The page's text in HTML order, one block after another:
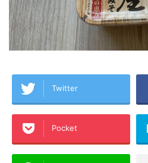
Twitter
Pocket